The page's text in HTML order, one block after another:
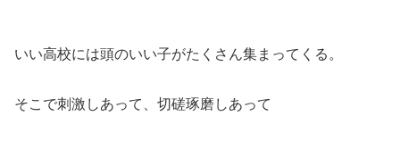
いい高校には頭のいい子がたくさん集まってくる。
そこで刺激しあって、切磋琢磨しあって